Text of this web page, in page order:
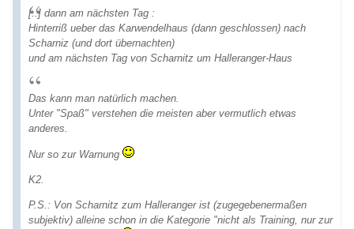
[..] dann am nächsten Tag :
Hinterriß ueber das Karwendelhaus (dann geschlossen) nach
Scharniz (und dort übernachten)
und am nächsten Tag von Scharnitz um Halleranger-Haus
Das kann man natürlich machen.
Unter "Spaß" verstehen die meisten aber vermutlich etwas
anderes.
Nur so zur Warnung
K2.
P.S.: Von Scharnitz zum Halleranger ist (zugegebenermaßen
subjektiv) alleine schon in die Kategorie "nicht als Training, nur zur